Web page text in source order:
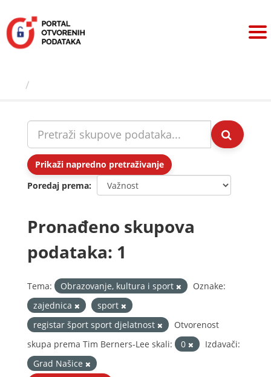
sadržaj
Prikaži napredno pretraživanje
Poredaj prema
Pronađeno skupova
podataka: 1
Tema: Obrazovanje, kultura i sport
Oznake:
zajednica
sport
registar šport sport djelatnost
Otvorenost
skupa prema Tim Berners-Lee skali:
0
Izdavači:
Grad Našice